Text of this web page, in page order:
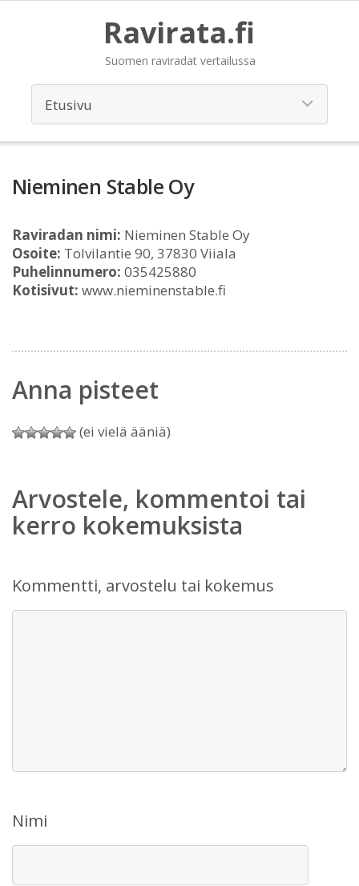
Ravirata.fi
Suomen raviradat vertailussa
Nieminen Stable Oy
Raviradan nimi: Nieminen Stable Oy
Osoite: Tolvilantie 90, 37830 Viiala
Puhelinnumero: 035425880
Kotisivut: www.nieminenstable.fi
Anna pisteet
(ei vielä ääniä)
Arvostele, kommentoi tai
kerro kokemuksista
Kommentti, arvostelu tai kokemus
Nimi